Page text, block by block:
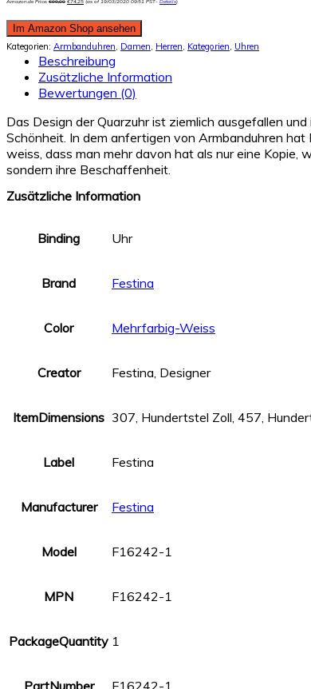
Amazon.de Price:€99,00 €74,25 (as of 19/03/2020 09:51 PST- Details)
Im Amazon Shop ansehen
Kategorien: Armbanduhren, Damen, Herren, Kategorien, Uhren
Beschreibung
Zusätzliche Information
Bewertungen (0)
Das Design der Quarzuhr ist ziemlich ausgefallen
Schönheit. In dem anfertigen von Armbanduhren
weiss, dass man mehr davon hat als nur eine Kopie,
sondern ihre Beschaffenheit.
Zusätzliche Information
Binding Uhr
Brand Festina
Color Mehrfarbig-Weiss
Creator Festina, Designer
ItemDimensions 307, Hundertstel Zoll, 457,
Label Festina
Manufacturer Festina
Model F16242-1
MPN F16242-1
PackageQuantity 1
PartNumber F16242-1